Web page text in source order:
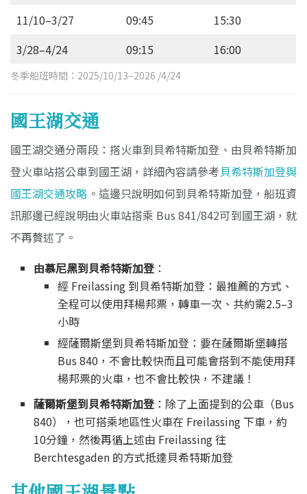
11/10–3/27
09:45
15:30
3/28–4/24
09:15 16:00
冬季船班時間：2025/10/13–2026 /4/24
國王湖交通
國王湖交通分兩段：搭火車到貝希特斯加登、由貝希特斯加
登火車站搭公車到國王湖，詳細內容請參考貝希特斯加登與
國王湖交通攻略 。這邊只說明如何到貝希特斯加登，船班資
訊那邊已經說明由火車站搭乘 Bus 841/842可到國王湖，就
不再贅述了。
由慕尼黑到貝希特斯加登：
經 Freilassing 到貝希特斯加登：最推薦的方式、
全程可以使用拜楊邦票，轉車一次、共約需2.5–3
小時
經薩爾斯堡到貝希特斯加登：要在薩爾斯堡轉搭
Bus 840，不會比較快而且可能會搭到不能使用拜
楊邦票的火車，也不會比較快，不建議！
薩爾斯堡到貝希特斯加登：除了上面提到的公車（Bus
840），也可搭乘地區性火車在 Freilassing 下車，約
10分鐘，然後再循上述由 Freilassing 往
Berchtesgaden 的方式抵達貝希特斯加登